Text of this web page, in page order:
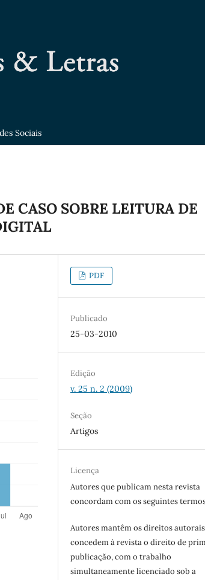
Sociais
CASO SOBRE LEITURA DE
PDF
Publicado
25-03-2010
Edição
v. 25 n. 2 (2009)
Seção
Artigos
Licença
Autores que publicam nesta revista
concordam com os seguintes
Autores mantêm os direitos
concedem à revista o direito de
publicação, com o trabalho
simultaneamente licenciado sob a